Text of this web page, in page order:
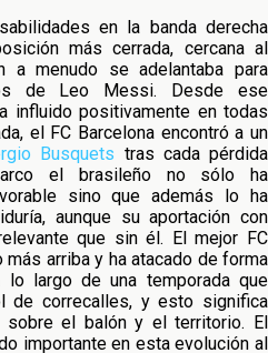
en la banda derecha
más cerrada, cercana al
a menudo se adelantaba para
de Leo Messi. Desde ese
influido positivamente en todas
el FC Barcelona encontró a un
Busquets tras cada pérdida
el brasileño no sólo ha
sino que además lo ha
aunque su aportación con
que sin él. El mejor FC
más arriba y ha atacado de forma
largo de una temporada que
de correcalles, y esto significa
el balón y el territorio. El
importante en esta evolución al